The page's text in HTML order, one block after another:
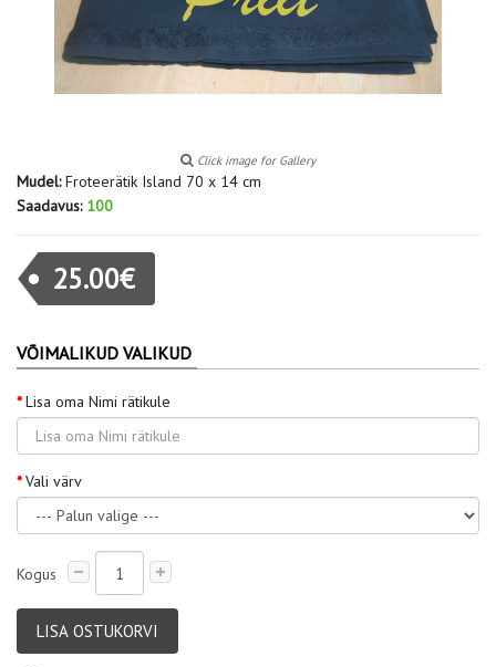
Click image for Gallery
Mudel: Froteerätik Island 70 x 14 cm
Saadavus: 100
25.00€
VÕIMALIKUD VALIKUD
Lisa oma Nimi rätikule
Vali värv
Kogus
LISA OSTUKORVI